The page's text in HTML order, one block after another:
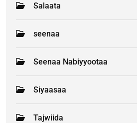
Salaata
seenaa
Seenaa Nabiyyootaa
Siyaasaa
Tajwiida